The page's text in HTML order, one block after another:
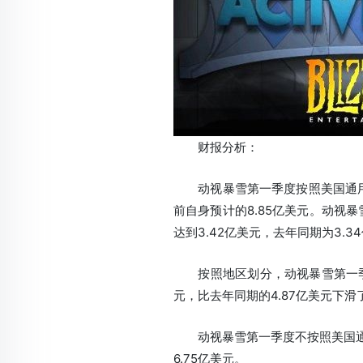
财报分析：
动视暴雪第一季度按照美国通用
前自身预计的8.85亿美元。动视
达到3.42亿美元，去年同期为
按照地区划分，动视暴雪第一
元，比去年同期的4.87亿美元下
动视暴雪第一季度不按照美国通
6.75亿美元。